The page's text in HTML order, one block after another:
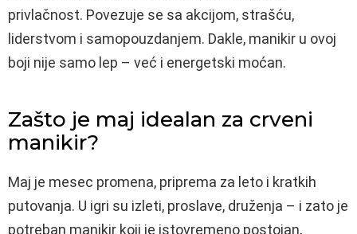
privlačnost. Povezuje se sa akcijom, strašću,
liderstvom i samopouzdanjem. Dakle, manikir u ovoj
boji nije samo lep – već i energetski moćan.
Zašto je maj idealan za crveni
manikir?
Maj je mesec promena, priprema za leto i kratkih
putovanja. U igri su izleti, proslave, druženja – i zato je
potreban manikir koji je istovremeno postojan,